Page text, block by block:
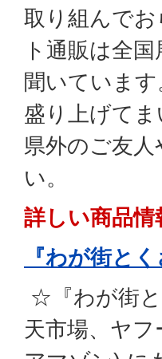
取り組んで
ト通販は全
聞いていま
盛り上げて
県外のご友
い。
詳しい商品
『わが街と
☆『わが街
天市場、ヤ